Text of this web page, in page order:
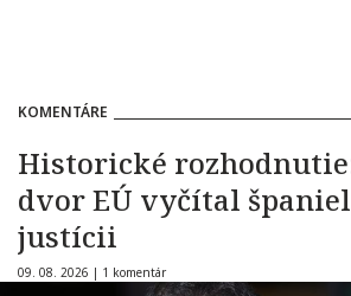
KOMENTÁRE
Historické
dvor EÚ vyčítal
justícii
09. 08. 2026 | 1 komentár